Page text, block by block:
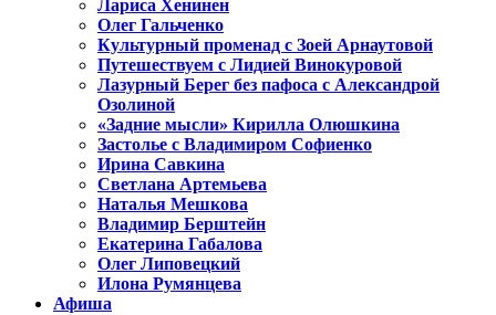
Лариса Хенинен
Олег Гальченко
Культурный променад с Зоей Арнаутовой
Путешествуем с Лидией Винокуровой
Лазурный Берег без пафоса с Александрой
Озолиной
«Задние мысли» Кирилла Олюшкина
Застолье с Владимиром Софиенко
Ирина Савкина
Светлана Артемьева
Наталья Мешкова
Владимир Берштейн
Екатерина Габалова
Олег Липовецкий
Илона Румянцева
Афиша